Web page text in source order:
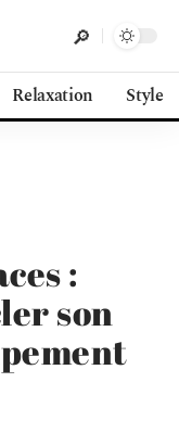
Relaxation Style
:
son